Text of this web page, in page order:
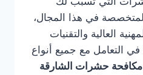
في هذا المجال،
العالية والتقنيات
في التعامل مع جميع أنواع
حشرات الشارقة